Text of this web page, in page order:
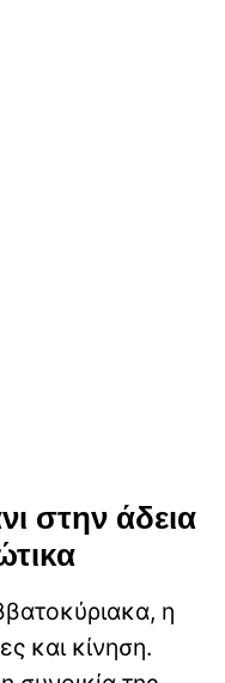
στην άδεια
η
και κίνηση.